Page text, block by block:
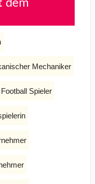
dem
Mechaniker
Spieler